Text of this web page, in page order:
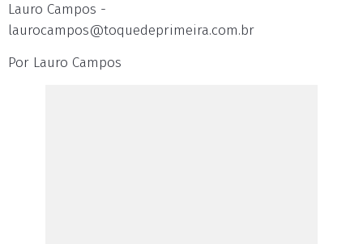
Lauro Campos -
laurocampos@toquedeprimeira.com.br
Por Lauro Campos